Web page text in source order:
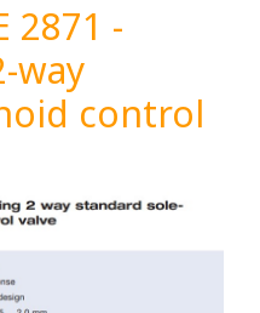
2871 -
way
control